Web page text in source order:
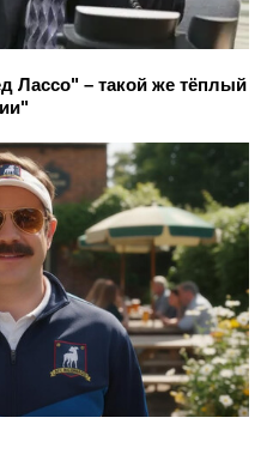
Лассо" – такой же тёплый